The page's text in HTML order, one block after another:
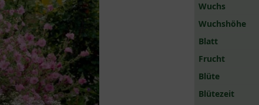
Wuchs
Wuchshöhe
Blatt
Frucht
Blüte
Blütezeit